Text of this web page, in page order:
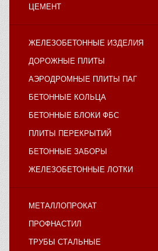
ЦЕМЕНТ
ЖЕЛЕЗОБЕТОННЫЕ ИЗДЕЛИЯ
ДОРОЖНЫЕ ПЛИТЫ
АЭРОДРОМНЫЕ ПЛИТЫ ПАГ
БЕТОННЫЕ КОЛЬЦА
БЕТОННЫЕ БЛОКИ ФБС
ПЛИТЫ ПЕРЕКРЫТИЙ
БЕТОННЫЕ ЗАБОРЫ
ЖЕЛЕЗОБЕТОННЫЕ ЛОТКИ
МЕТАЛЛОПРОКАТ
ПРОФНАСТИЛ
ТРУБЫ СТАЛЬНЫЕ